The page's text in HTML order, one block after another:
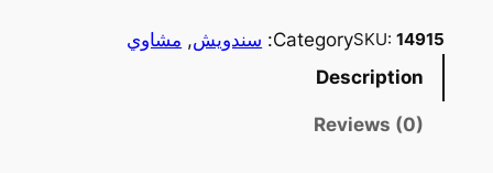
ن
q
SKU:14915
Category: سندويش, مشاوي
Description
Reviews (0)